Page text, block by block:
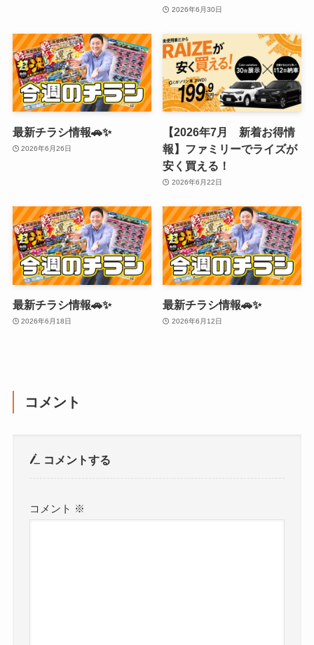
2026年6月30日
最新チラシ情報🚗✨
2026年6月26日
【2026年7月 新着お得情
報】ファミリーでライズが
安く買える！
2026年6月22日
最新チラシ情報🚗✨
2026年6月18日
最新チラシ情報🚗✨
2026年6月12日
コメント
コメントする
コメント ※